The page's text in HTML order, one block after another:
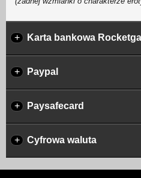
+ Karta bankowa
+ Paypal
+ Paysafecard
+ Cyfrowa waluta